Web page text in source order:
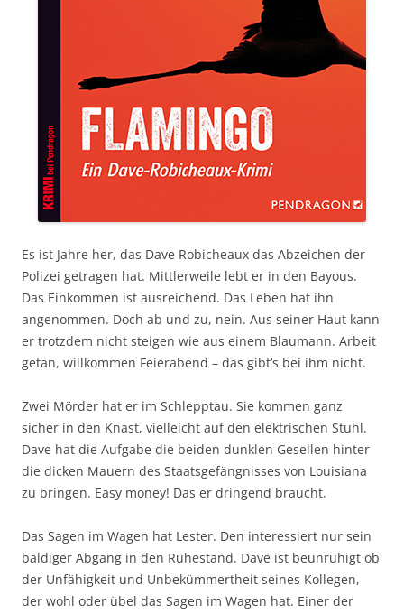
Es ist Jahre her, das Dave Robicheaux das Abzeichen der
Polizei getragen hat. Mittlerweile lebt er in den Bayous.
Das Einkommen ist ausreichend. Das Leben hat ihn
angenommen. Doch ab und zu, nein. Aus seiner Haut kann
er trotzdem nicht steigen wie aus einem Blaumann. Arbeit
getan, willkommen Feierabend – das gibt’s bei ihm nicht.
Zwei Mörder hat er im Schlepptau. Sie kommen ganz
sicher in den Knast, vielleicht auf den elektrischen Stuhl.
Dave hat die Aufgabe die beiden dunklen Gesellen hinter
die dicken Mauern des Staatsgefängnisses von Louisiana
zu bringen. Easy money! Das er dringend braucht.
Das Sagen im Wagen hat Lester. Den interessiert nur sein
baldiger Abgang in den Ruhestand. Dave ist beunruhigt ob
der Unfähigkeit und Unbekümmertheit seines Kollegen,
der wohl oder übel das Sagen im Wagen hat. Einer der